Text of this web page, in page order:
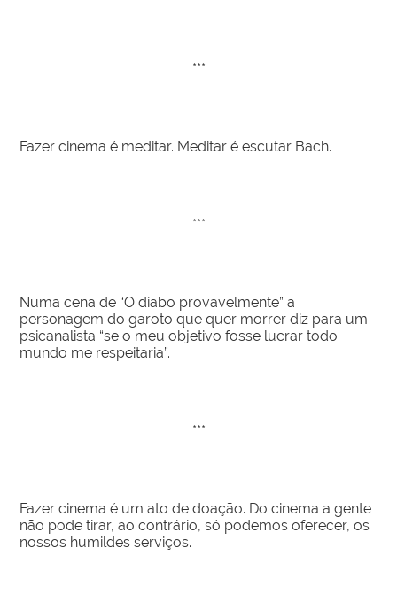
***
Fazer cinema é meditar. Meditar é escutar Bach.
***
Numa cena de “O diabo provavelmente” a
personagem do garoto que quer morrer diz para um
psicanalista “se o meu objetivo fosse lucrar todo
mundo me respeitaria”.
***
Fazer cinema é um ato de doação. Do cinema a gente
não pode tirar, ao contrário, só podemos oferecer, os
nossos humildes serviços.